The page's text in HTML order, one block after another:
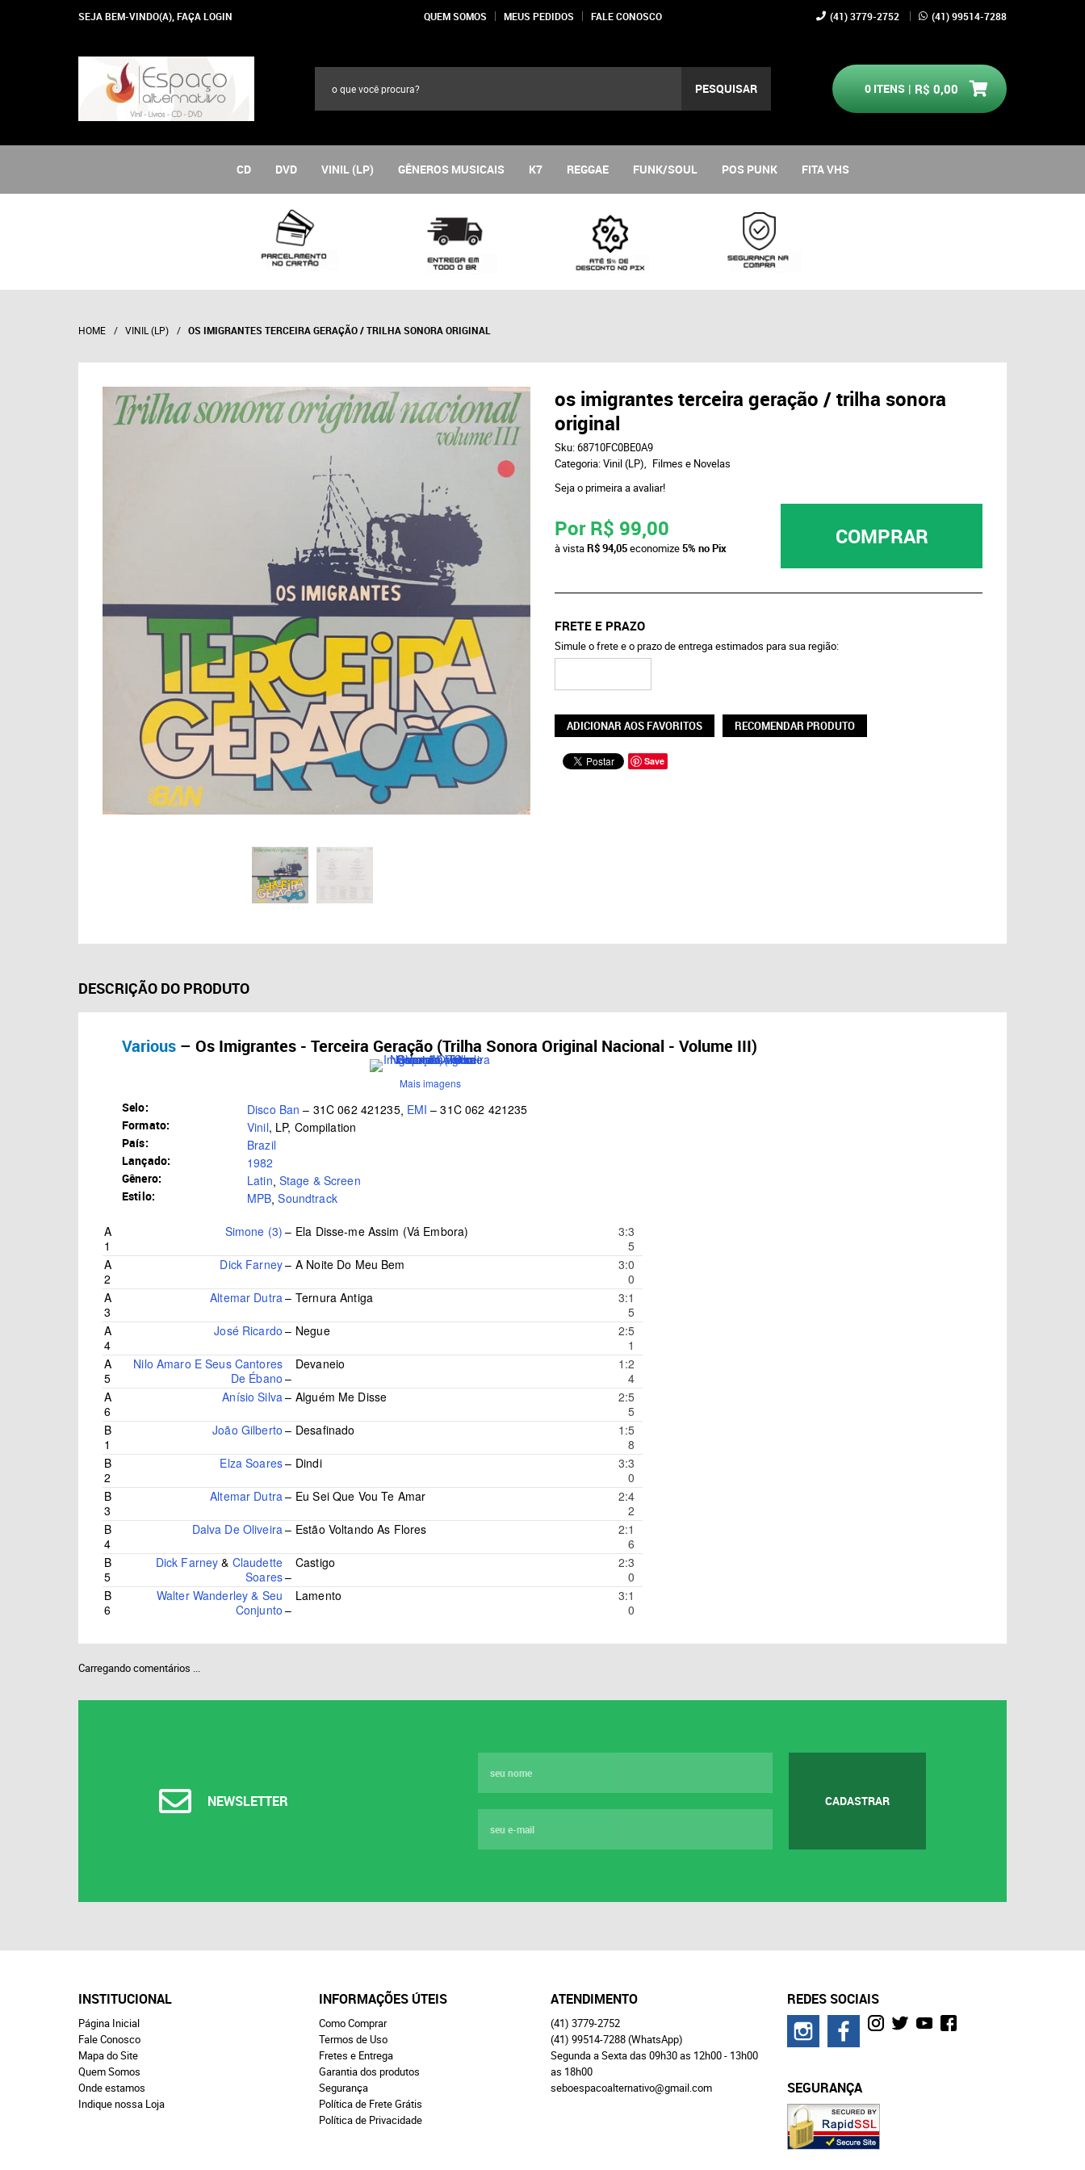
SEJA BEM-VINDO(A), FAÇA LOGIN QUEM SOMOS MEUS PEDIDOS FALE CONOSCO (41)3779-2752 (41)99514-7288
PESQUISAR ITENS
0 R$ 0,00
CD DVD VINIL (LP) GÊNEROS MUSICAIS K7 REGGAE FUNK/SOUL POS PUNK FITA VHS
HOME VINIL (LP) OS IMIGRANTES TERCEIRA GERAÇÃO / TRILHA SONORA ORIGINAL
os imigrantes terceira geração / trilha sonora
original
Sku:68710FC0BE0A9
Categoria:Vinil (LP)
Filmes e Novelas
Seja o primeira a avaliar!
Por R$ 99,00
à vistaR$ 94,05economize5% no Pix COMPRAR
FRETE E PRAZO
Simule o frete e o prazo de entrega estimados para sua região:
ADICIONAR AOS FAVORITOS RECOMENDAR PRODUTO
Save
DESCRIÇÃO DO PRODUTO
Various – Os Imigrantes - Terceira Geração (Trilha Sonora Original Nacional - Volume III)
Mais imagens
Selo: Disco Ban – 31C 062 421235, EMI – 31C 062 421235
Formato: Vinil, LP, Compilation
País: Brazil
Lançado: 1982
Gênero: Latin, Stage & Screen
Estilo: MPB,Soundtrack
A
1
Simone (3) – Ela Disse-me Assim (Vá Embora)
3:3
5
A
2
Dick Farney– A Noite Do Meu Bem
3:0
0
A
3
Altemar Dutra– Ternura Antiga
3:1
5
A
4
José Ricardo – Negue
2:5
1
A
5
Nilo Amaro E Seus Cantores
De Ébano –
Devaneio
1:2
4
A
6
Anísio Silva– Alguém Me Disse
2:5
5
B
1
João Gilberto – Desafinado
1:5
8
B
2
Elza Soares– Dindi
3:3
0
B
3
Altemar Dutra– Eu Sei Que Vou Te Amar
2:4
2
B
4
Dalva De Oliveira– Estão Voltando As Flores
2:1
6
B
5
Dick Farney & Claudette
Soares–
Castigo
2:3
0
B
6
Walter Wanderley & Seu
Conjunto –
Lamento
3:1
0
Carregando comentários ...
NEWSLETTER CADASTRAR
INSTITUCIONAL
Página Inicial
Fale Conosco
Mapa do Site
Quem Somos
Onde estamos
Indique nossa Loja
INFORMAÇÕES ÚTEIS
Como Comprar
Termos de Uso
Fretes e Entrega
Garantia dos produtos
Segurança
Política de Frete Grátis
Política de Privacidade
ATENDIMENTO
(41) 3779-2752
(41) 99514-7288(WhatsApp)
Segunda a Sexta das 09h30 as 12h00 - 13h00
as 18h00
seboespacoalternativo@gmail.com
REDES SOCIAIS
SEGURANÇA